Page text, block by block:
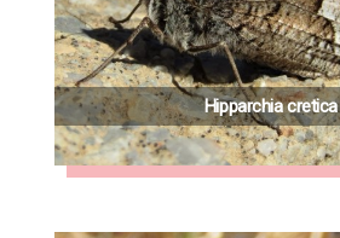
Hipparchia cretica